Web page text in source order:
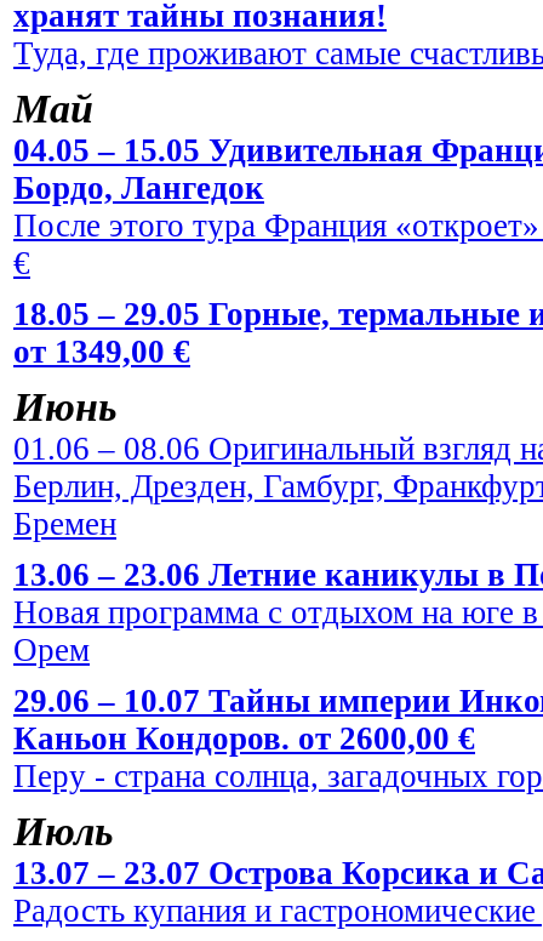
хранят тайны познания!
Туда, где проживают самые
Май
04.05 – 15.05 Удивительная
Бордо, Лангедок
После этого тура Франция
€
18.05 – 29.05 Горные,
от 1349,00 €
Июнь
01.06 – 08.06 Оригинальный взгляд
Берлин, Дрезден, Гамбург,
Бремен
13.06 – 23.06 Летние каникулы в
Новая программа с отдыхом на юге
Орем
29.06 – 10.07 Тайны империи
Каньон Кондоров. от 2600,00 €
Перу - страна солнца, загадочных
Июль
13.07 – 23.07 Острова Корсика и
Радость купания и